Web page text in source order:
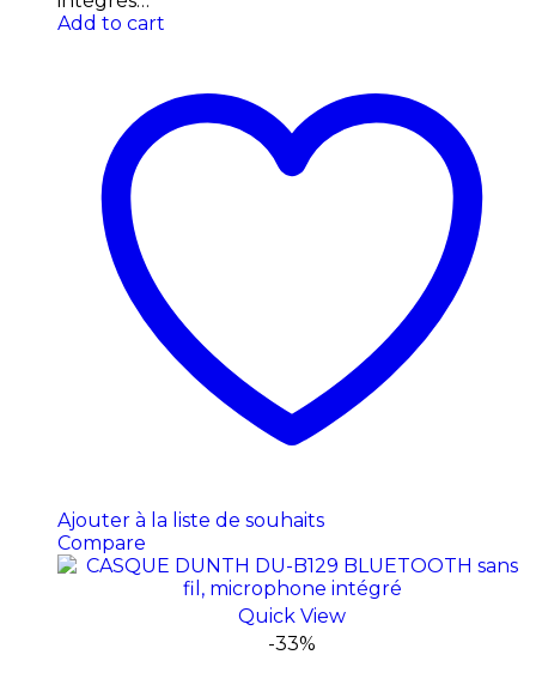
Add to cart
Ajouter à la liste de souhaits
Compare
Quick View
-33%